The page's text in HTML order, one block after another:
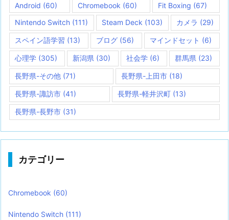
Android (60) Chromebook (60) Fit Boxing (67)
Nintendo Switch (111) Steam Deck (103) カメラ (29)
スペイン語学習 (13) ブログ (56) マインドセット (6)
心理学 (305) 新潟県 (30) 社会学(6) 群馬県 (23)
長野県-その他 (71) 長野県-上田市(18)
長野県-諏訪市 (41) 長野県-軽井沢町 (13)
長野県-長野市 (31)
カテゴリー
Chromebook (60)
Nintendo Switch (111)